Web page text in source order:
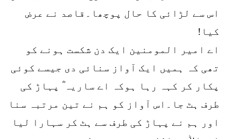
اس سے لڑائی کا حال پوچھا۔قاصد نے عرض
کیا!
اے امیر المومنین ایک دن شکست ہونے کو
تھی کہ ہمیں ایک آواز سنائی دی جیسے کوئی
پکار کر کہہ رہا ہوکہ اے ساریہ ؓ پہاڑ کی
طرف ہٹ جا۔اس آواز کو ہم نے تین مرتبہ سنا
اور ہم نے پہاڑ کی طرف سے ہٹ کر سہارا لیا